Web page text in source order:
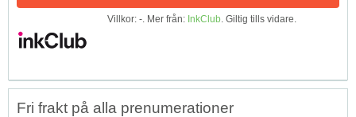
Villkor: -. Mer från: InkClub. Giltig tills vidare.
Fri frakt på alla prenumerationer